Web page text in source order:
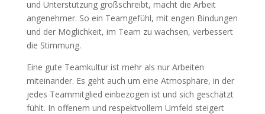
und Unterstützung großschreibt, macht die Arbeit
angenehmer. So ein Teamgefühl, mit engen Bindungen
und der Möglichkeit, im Team zu wachsen, verbessert
die Stimmung.
Eine gute Teamkultur ist mehr als nur Arbeiten
miteinander. Es geht auch um eine Atmosphäre, in der
jedes Teammitglied einbezogen ist und sich geschätzt
fühlt. In offenem und respektvollem Umfeld steigert